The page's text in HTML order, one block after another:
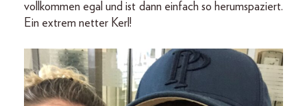
vollkommen egal und ist dann einfach so herumspaziert.
Ein extrem netter Kerl!